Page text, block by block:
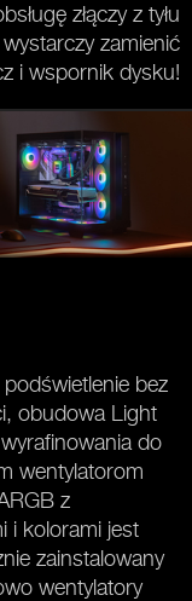
złączy z tyłu
zamienić
i wspornik dysku!
bez
obudowa Light
do
wentylatorom
z
i kolorami jest
zainstalowany
wentylatory